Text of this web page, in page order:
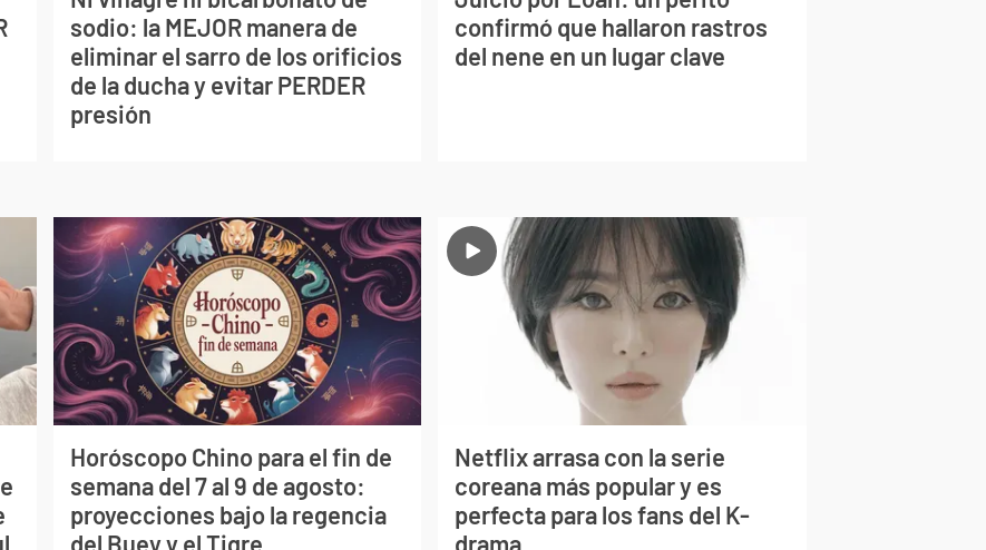
sodio: la MEJOR manera de
eliminar el sarro de los orificios
de la ducha y evitar PERDER
presión
confirmó que hallaron rastros
del nene en un lugar clave
Horóscopo Chino para el fin de
semana del 7 al 9 de agosto:
proyecciones bajo la regencia
del Buey y el Tigre
Netflix arrasa con la serie
coreana más popular y es
perfecta para los fans del K-
drama